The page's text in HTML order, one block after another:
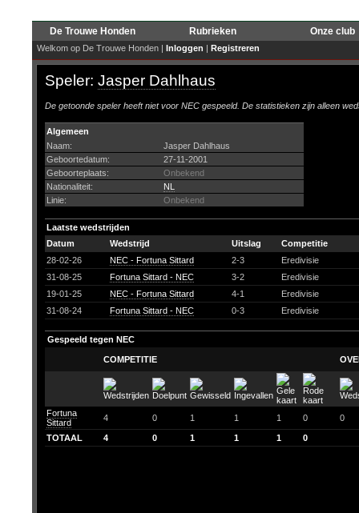
De Trouwe Honden Rubrieken Onze club
Welkom op De Trouwe Honden | Inloggen | Registreren
Speler: Jasper Dahlhaus
De getoonde speler heeft niet voor NEC gespeeld. De statistieken zijn alleen
Algemeen
Naam:
Jasper Dahlhaus
Geboortedatum:
27-11-2001
Geboorteplaats:
Onbekend
Nationaliteit:
NL
Linie:
Onbekend
Laatste wedstrijden
Datum
Wedstrijd Uitslag
Competitie
28-02-26
NEC - Fortuna Sittard 2-3
Eredivisie
31-08-25
Fortuna Sittard - NEC 3-2
Eredivisie
19-01-25
NEC - Fortuna Sittard 4-1
Eredivisie
31-08-24
Fortuna Sittard - NEC 0-3 Eredivisie
Gespeeld tegen NEC
COMPETITIE
Fortuna
Sittard
4 0 1 1 1 0 0
TOTAAL 4 0 1 1 1 0